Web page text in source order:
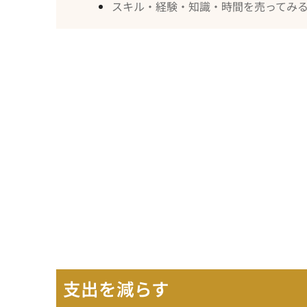
スキル・経験・知識・時間を売ってみ
支出を減らす